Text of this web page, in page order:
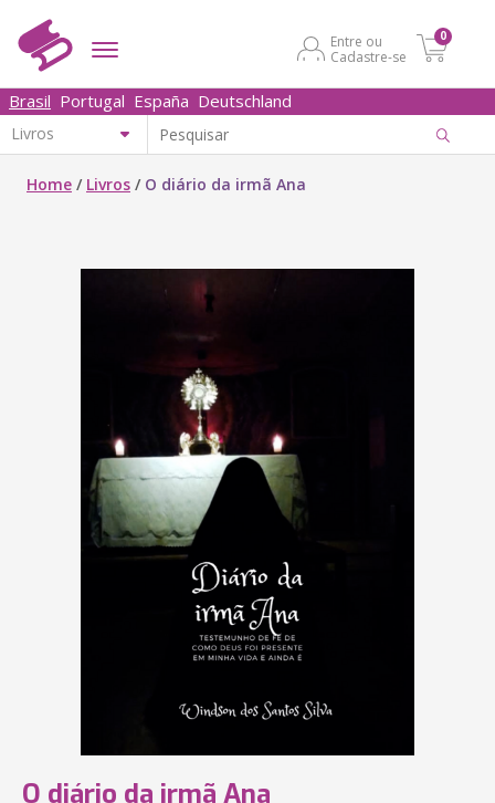
Entre ou
Cadastre-se
0
Brasil Portugal España Deutschland
Home / Livros / O diário da irmã Ana
O diário da irmã Ana